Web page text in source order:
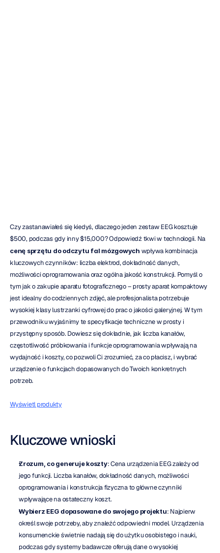
Czy zastanawiałeś się kiedyś, dlaczego jeden zestaw EEG kosztuje
cenę sprzętu do odczytu fal mózgowych wpływa kombinacja
kluczowych czynników: liczba elektrod, dokładność danych,
możliwości oprogramowania oraz ogólna jakość konstrukcji. Pomyśl o
tym jak o zakupie aparatu fotograficznego – prosty aparat kompaktowy
jest idealny do codziennych zdjęć, ale profesjonalista potrzebuje
wysokiej klasy lustrzanki cyfrowej do prac o jakości galeryjnej. W tym
przewodniku wyjaśnimy te specyfikacje techniczne w prosty i
przystępny sposób. Dowiesz się dokładnie, jak liczba kanałów,
częstotliwość próbkowania i funkcje oprogramowania wpływają na
wydajność i koszty, co pozwoli Ci zrozumieć, za co płacisz, i wybrać
urządzenie o funkcjach dopasowanych do Twoich konkretnych
potrzeb.
Wyświetl produkty
Kluczowe wnioski
Zrozum, co generuje koszty: Cena urządzenia EEG zależy od
jego funkcji. Liczba kanałów, dokładność danych, możliwości
oprogramowania i konstrukcja fizyczna to główne czynniki
wpływające na ostateczny koszt.
Wybierz EEG dopasowane do swojego projektu: Najpierw
określ swoje potrzeby, aby znaleźć odpowiedni model. Urządzenia
konsumenckie świetnie nadają się do użytku osobistego i nauki,
podczas gdy systemy badawcze oferują dane o wysokiej